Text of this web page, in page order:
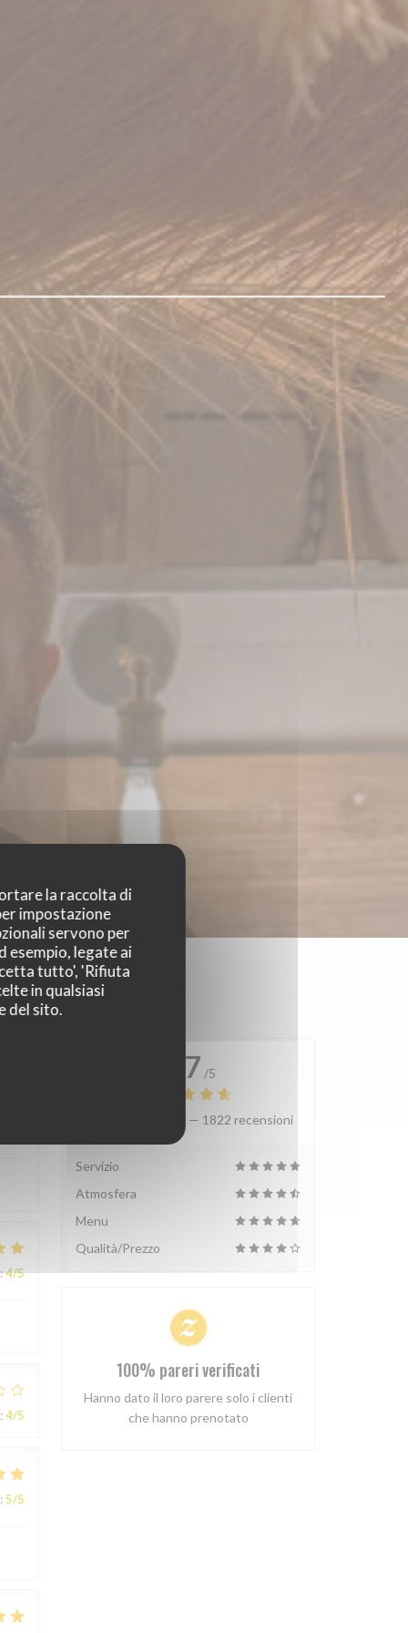
la raccolta di
impostazione
servono per
esempio, legate ai
tutto', 'Rifiuta
in qualsiasi
del sito.
4/5
: 4/5
: 5/5
4.7 /5
Valutazione media — 1822 recensioni
Servizio
Atmosfera
Menu
Qualità/Prezzo
100% pareri verificati
Hanno dato il loro parere solo i clienti
che hanno prenotato